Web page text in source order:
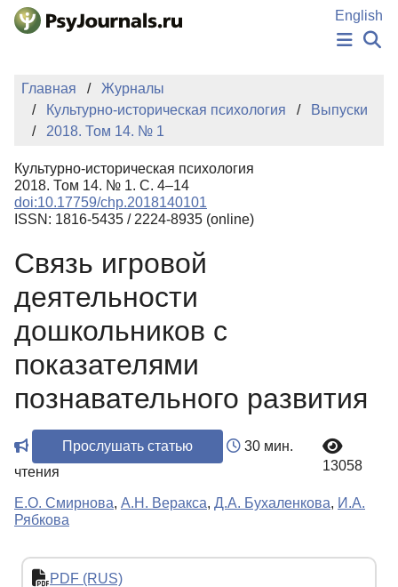
Перейти к основному содержанию
English
НОВОСТИ
КЛЮЧЕВЫЕ СЛОВА
Регистрация
Главная
Журналы
Культурно-историческая психология
Выпуски
2018. Том 14. № 1
Культурно-историческая психология
2018. Том 14. № 1. С. 4–14
doi:10.17759/chp.2018140101
ISSN: 1816-5435 / 2224-8935 (online)
Связь игровой
деятельности
дошкольников с
показателями
познавательного развития
Прослушать статью
30 мин.
чтения
13058
Е.О. Смирнова, А.Н. Веракса, Д.А. Бухаленкова, И.А.
Рябкова
PDF (RUS)